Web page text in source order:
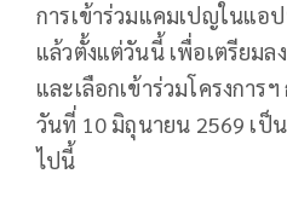
การเข้าร่วมแคมเปญในแอ
แล้วตั้งแต่วันนี้ เพื่อเตรียม
และเลือกเข้าร่วมโครงการ
วันที่ 10 มิถุนายน 2569 เ
ไปนี้